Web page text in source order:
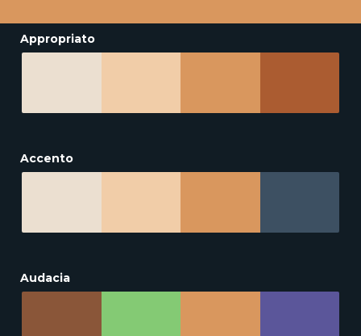
Appropriato
Accento
Audacia